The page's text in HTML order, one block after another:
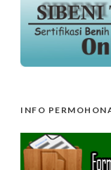
INFO